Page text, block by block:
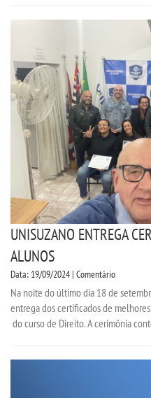
INSCREVA-SE
VALORES
TRANSFERÃªNCIA
SEGUNDA GRADUAÃ§Ã£O
MATRÃ­CULA
EDITAL
REEMBOLSO
UNISUZANO ENTREGA
ALUNOS
Data: 19/09/2024 | Comentário
Na noite do último dia 18 de
entrega dos certificados de
do curso de Direito. A cerimônia